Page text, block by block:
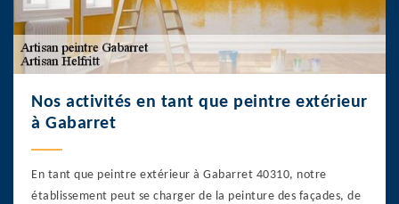
Nos activités en tant que peintre extérieur
à Gabarret
En tant que peintre extérieur à Gabarret 40310, notre
établissement peut se charger de la peinture des façades, de